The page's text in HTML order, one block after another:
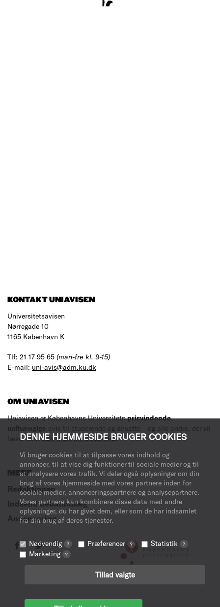
DENNE HJEMMESIDE BRUGER COOKIES
Vi bruger cookies til at tilpasse vores indhold og
annoncer, til at vise dig funktioner til sociale medier og til
at analysere vores trafik. Vi deler også oplysninger om din
brug af vores hjemmeside med vores partnere inden for
sociale medier, annonceringspartnere og analysepartnere.
Vores partnere kan kombinere disse data med andre
oplysninger, du har givet dem, eller som de har indsamlet
fra din brug af deres tjenester.
Nødvendig ? Præferencer ? Statistik ?
Marketing ?
Tillad valgte
KONTAKT UNIAVISEN
Universitetsavisen
Nørregade 10
1165 København K
Tlf: 21 17 95 65 (man-fre kl. 9-15)
E-mail: uni-avis@adm.ku.dk
OM UNIAVISEN
Uniavisen er Københavns Universitetsprisvindende,
uafhængige avis til studerende og ansatte – og alle andre, der vil
læse med.Læs mere om avisen her.
MERE
Redaktionen
Indsend debatindlæg
Annoncering